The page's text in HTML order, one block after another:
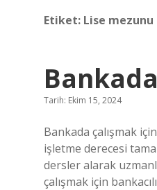
Etiket: Lise
Tarih: Ekim 15, 2024
Bankada çalışmak
işletme derecesi
dersler alarak
çalışmak için